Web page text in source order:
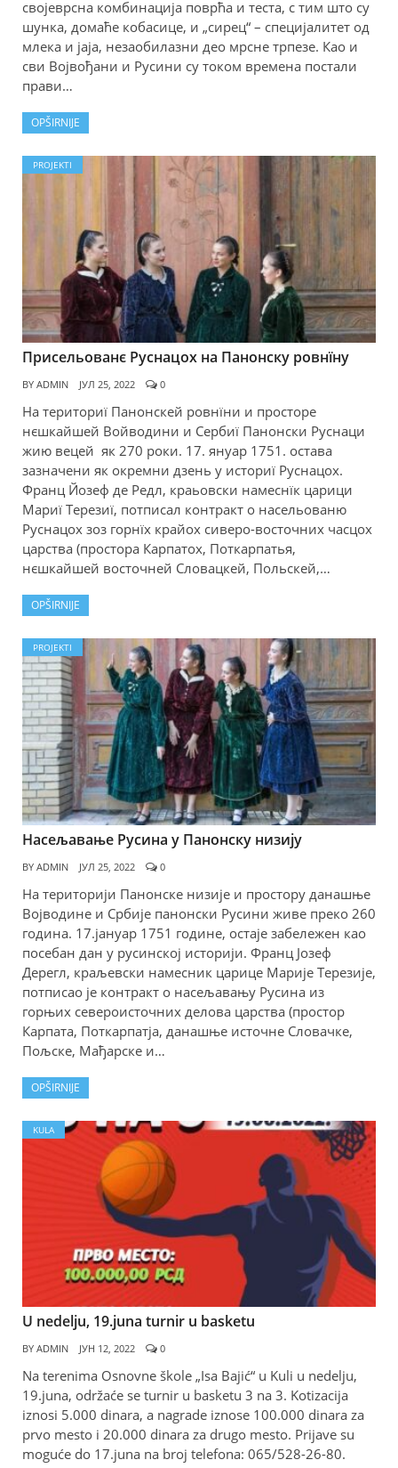
својеврсна комбинација поврћа и теста, с тим што су
шунка, домаће кобасице, и „сирец“ – специјалитет од
млека и јаја, незаобилазни део мрсне трпезе. Као и
сви Војвођани и Русини су током времена постали
прави…
OPŠIRNIJE
PROJEKTI
Присельованє Руснацох на Панонску ровнїну
BY ADMIN ЈУЛ 25, 2022 0
На териториї Панонскей ровнїни и просторе
нєшкайшей Войводини и Сербиї Панонски Руснаци
жию вецей як 270 роки. 17. януар 1751. остава
зазначени як окремни дзень у историї Руснацох.
Франц Йозеф де Редл, краьовски намеснїк царици
Мариї Терезиї, потписал контракт о насельованю
Руснацох зоз горнїх крайох сиверо-восточних часцох
царства (простора Карпатох, Поткарпатья,
нєшкайшей восточней Словацкей, Польскей,…
OPŠIRNIJE
PROJEKTI
Насељавање Русина у Панонску низију
BY ADMIN ЈУЛ 25, 2022 0
На територији Панонске низије и простору данашње
Војводине и Србије панонски Русини живе преко 260
година. 17.јануар 1751 године, остаје забележен као
посебан дан у русинској историји. Франц Јозеф
Дерегл, краљевски намесник царице Марије Терезије,
потписао је контракт о насељавању Русина из
горњих североисточних делова царства (простор
Карпата, Поткарпатја, данашње источне Словачке,
Пољске, Мађарске и…
OPŠIRNIJE
KULA
U nedelju, 19.juna turnir u basketu
BY ADMIN ЈУН 12, 2022 0
Na terenima Osnovne škole „Isa Bajić“ u Kuli u nedelju,
19.juna, održaće se turnir u basketu 3 na 3. Kotizacija
iznosi 5.000 dinara, a nagrade iznose 100.000 dinara za
prvo mesto i 20.000 dinara za drugo mesto. Prijave su
moguće do 17.juna na broj telefona: 065/528-26-80.